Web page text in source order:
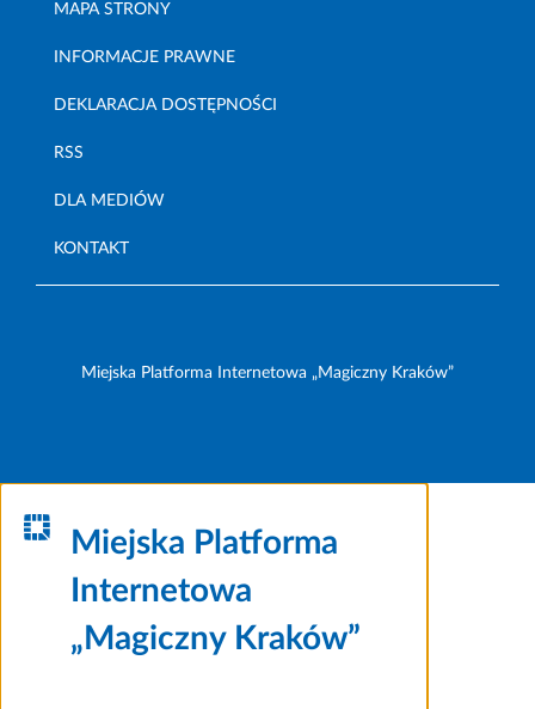
MAPA STRONY
INFORMACJE PRAWNE
DEKLARACJA DOSTĘPNOŚCI
RSS
DLA MEDIÓW
KONTAKT
Miejska Platforma Internetowa „Magiczny Kraków”
Miejska Platforma
Internetowa
„Magiczny Kraków”